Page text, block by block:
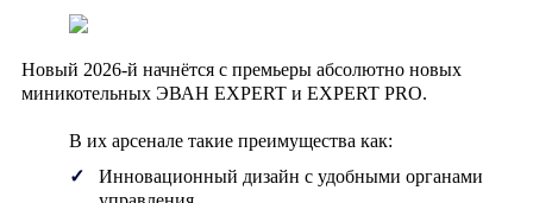
Новый 2026-й начнётся с премьеры абсолютно новых
миникотельных ЭВАН EXPERT и EXPERT PRO.
В их арсенале такие преимущества как:
Инновационный дизайн с удобными органами